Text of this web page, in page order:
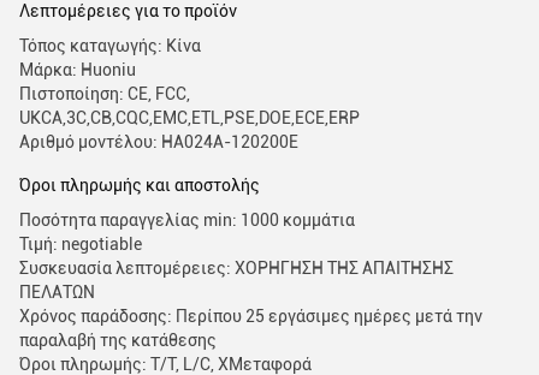
Λεπτομέρειες για το προϊόν
Τόπος καταγωγής: Κίνα
Μάρκα: Huoniu
Πιστοποίηση: CE, FCC,
UKCA,3C,CB,CQC,EMC,ETL,PSE,DOE,ECE,ERP
Αριθμό μοντέλου: HA024A-120200E
Όροι πληρωμής και αποστολής
Ποσότητα παραγγελίας min: 1000 κομμάτια
Τιμή: negotiable
Συσκευασία λεπτομέρειες: ΧΟΡΗΓΗΣΗ ΤΗΣ ΑΠΑΙΤΗΣΗΣ
ΠΕΛΑΤΩΝ
Χρόνος παράδοσης: Περίπου 25 εργάσιμες ημέρες μετά την
παραλαβή της κατάθεσης
Όροι πληρωμής: Τ/Τ, L/C, XΜεταφορά